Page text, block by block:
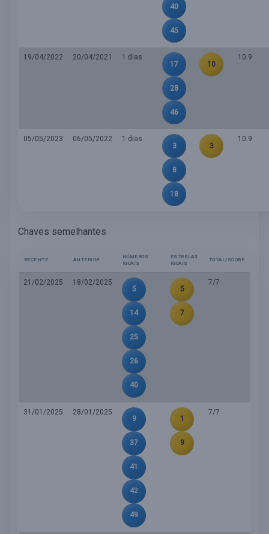
40
45
19/04/2022 20/04/2021
1 dias
17
28
46
10
10.9
05/05/2023 06/05/2022
1 dias
3
8
18
3
10.9
Chaves semelhantes
RECENTE ANTERIOR
NÚMEROS
IGUAIS
ESTRELAS
IGUAIS
TOTAL/SCORE
21/02/2025
18/02/2025
5
14
25
26
40
5
7
7/7
31/01/2025
28/01/2025
9
37
41
42
49
1
9
7/7